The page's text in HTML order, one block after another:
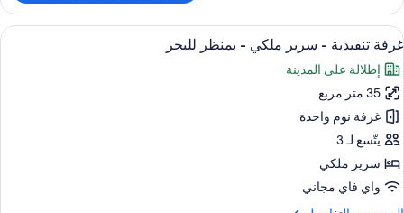
غرفة
عائلية
-
بغرف
متصلة
استعراض
جميع
صور
غرفة
تنفيذية
-
سرير
ملكي
أغطية فراش متميزة وأسرّة تيمبور بديك
9
غرفة تنفيذية - سرير ملكي - بمنظر للبحر
إطلالة على المدينة
35 متر مربع
غرفة نوم واحدة
يتّسع لـ 3
سرير ملكي
واي فاي مجاني